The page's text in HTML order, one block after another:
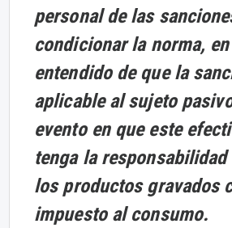
personal de las
condicionar la norma,
entendido de que la
aplicable al sujeto
evento en que este
tenga la
los productos gravados
impuesto al consumo.